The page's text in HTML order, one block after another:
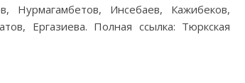
Нурмагамбетов, Инсебаев, Кажибеков,
Ергазиева. Полная ссылка: Тюркская